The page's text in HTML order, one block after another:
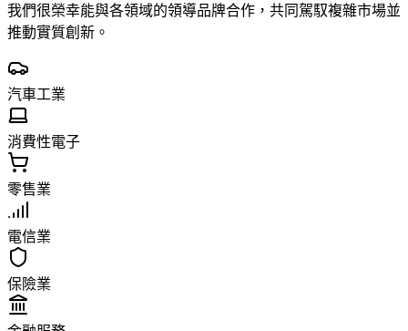
我們很榮幸能與各領域的領導品牌合作，共同駕馭複雜市場並
推動實質創新。
汽車工業
消費性電子
零售業
電信業
保險業